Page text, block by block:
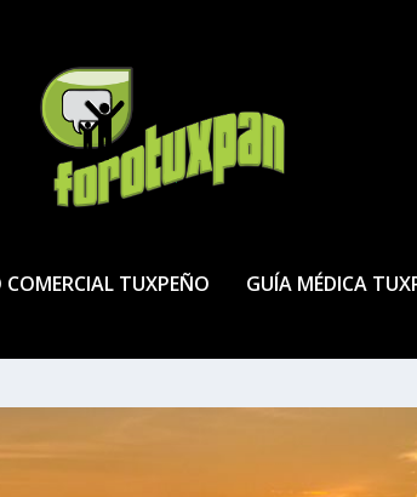
COMERCIAL TUXPEÑO GUÍA MÉDICA